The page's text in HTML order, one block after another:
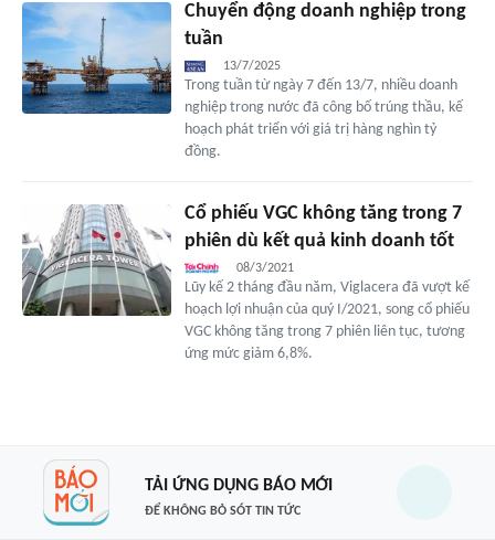
Chuyển động doanh nghiệp trong
tuần
13/7/2025
Trong tuần từ ngày 7 đến 13/7, nhiều doanh
nghiệp trong nước đã công bố trúng thầu, kế
hoạch phát triển với giá trị hàng nghìn tỷ
đồng.
Cổ phiếu VGC không tăng trong 7
phiên dù kết quả kinh doanh tốt
08/3/2021
Lũy kế 2 tháng đầu năm, Viglacera đã vượt kế
hoạch lợi nhuận của quý I/2021, song cổ phiếu
VGC không tăng trong 7 phiên liên tục, tương
ứng mức giảm 6,8%.
TẢI ỨNG DỤNG BÁO MỚI
ĐỂ KHÔNG BỎ SÓT TIN TỨC